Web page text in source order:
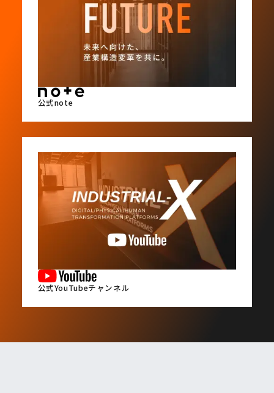
公式note
公式YouTubeチャンネル